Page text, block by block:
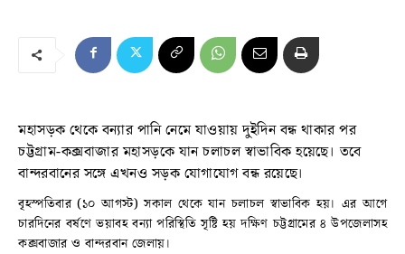
মহাসড়ক থেকে বন্যার পানি নেমে যাওয়ায় দুইদিন বন্ধ থাকার পর
চট্টগ্রাম-কক্সবাজার মহাসড়কে যান চলাচল স্বাভাবিক হয়েছে। তবে
বান্দরবানের সঙ্গে এখনও সড়ক যোগাযোগ বন্ধ রয়েছে।
বৃহস্পতিবার (১০ আগস্ট) সকাল থেকে যান চলাচল স্বাভাবিক হয়। এর আগে
চারদিনের বর্ষণে ভয়াবহ বন্যা পরিস্থিতি সৃষ্টি হয় দক্ষিণ চট্টগ্রামের ৪ উপজেলাসহ
কক্সবাজার ও বান্দরবান জেলায়।